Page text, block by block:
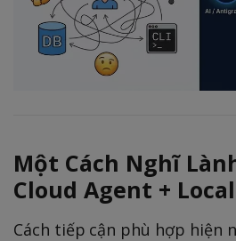
Một Cách Nghĩ
Cloud Agent +
Cách tiếp cận phù hợp hiện